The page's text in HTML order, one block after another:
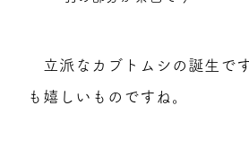
立派なカブトムシの誕生で
も嬉しいものですね。